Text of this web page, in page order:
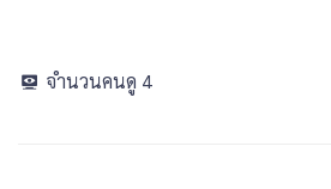
จำนวนคนดู 4